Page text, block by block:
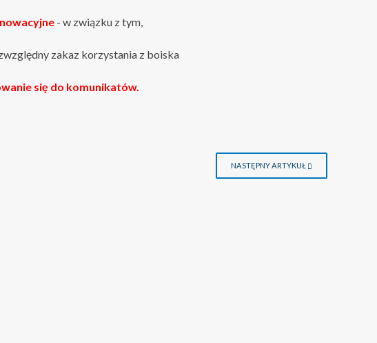
- w związku z tym,
zakaz korzystania z boiska
się do komunikatów.
NASTĘPNY ARTYKUŁ